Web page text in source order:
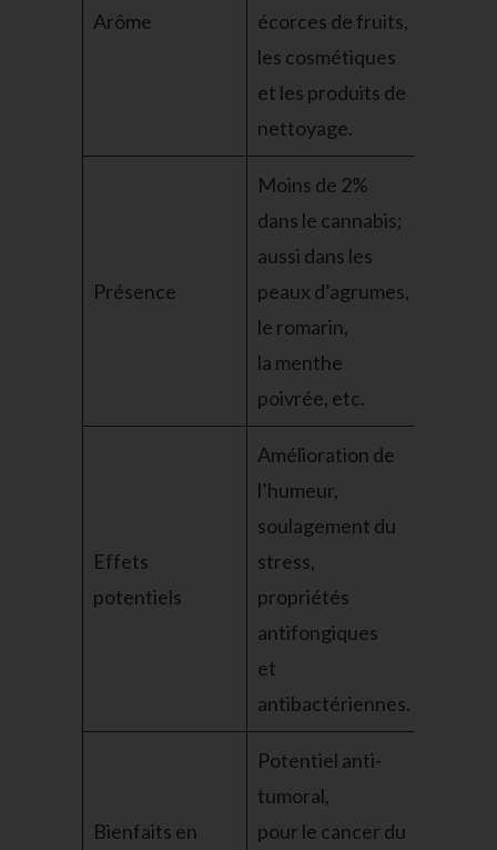
Arôme
écorces de fruits,
les cosmétiques
et les produits de
nettoyage.
Présence
Moins de 2%
dans le cannabis;
aussi dans les
peaux d’agrumes,
le romarin,
la menthe
poivrée, etc.
Effets
potentiels
Amélioration de
l’humeur,
soulagement du
stress,
propriétés
antifongiques
et
antibactériennes.
Bienfaits en
Potentiel anti-
tumoral,
pour le cancer du